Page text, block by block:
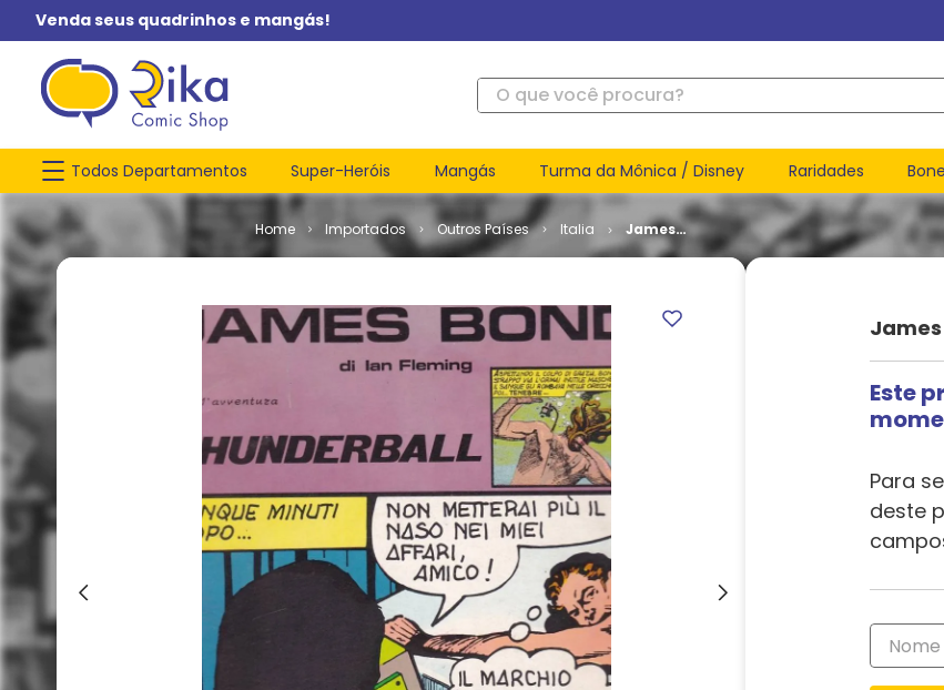
Venda seus quadrinhos e mangás!
O que você procura?
Todos Departamentos Super-Heróis Mangás Turma da Mônica / Disney Raridades
Importados Outros Países Italia
James
Bond # 11
James
Este
Para
deste